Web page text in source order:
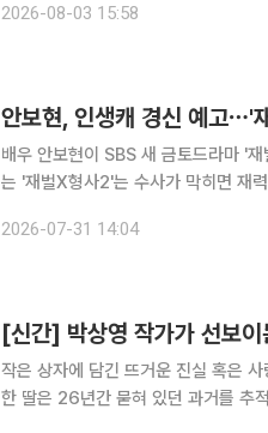
유쾌한 대화를 이어가며 드라마 속 버
2026-08-03 15:58
안보현, 인생캐 경신 예고⋯'
배우 안보현이 SBS 새 금토드라마 '재벌X형사
는 '재벌X형사2'는 수사가 막히면 재
다. 이번 시즌에서는 경찰학교를 수석
2026-07-31 14:04
[신간] 박상영 작가가 선보
작은 상자에 담긴 뜨거운 진실 혹은 사랑의 기록
한 딸은 26년간 묻혀 있던 과거를 추